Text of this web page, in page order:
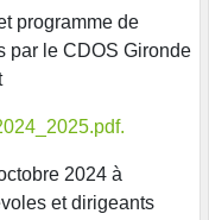
programme de
par le CDOS Gironde
2024 à
et dirigeants